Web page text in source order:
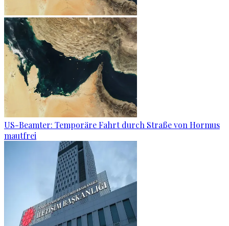
US-Beamter: Temporäre Fahrt durch Straße von Hormus
mautfrei